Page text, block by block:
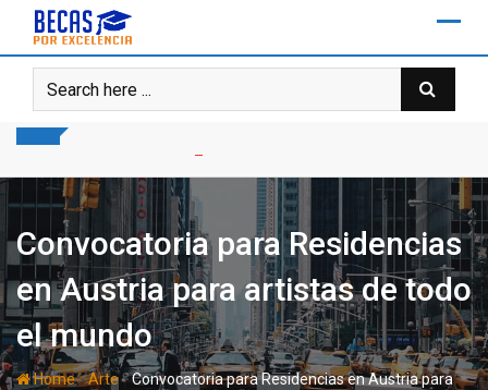
content
Convocatoria para Residencias
en Austria para artistas de todo
el mundo
Home-Arte-Convocatoria para Residencias en Austria para